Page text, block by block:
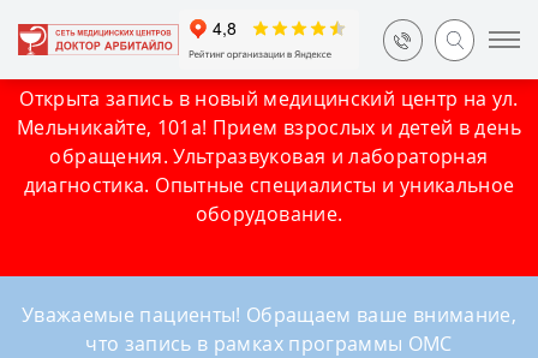
Открыта запись в новый медицинский центр на ул.
Мельникайте, 101а! Прием взрослых и детей в день
обращения. Ультразвуковая и лабораторная
диагностика. Опытные специалисты и уникальное
оборудование.
Уважаемые пациенты! Обращаем ваше внимание,
что запись в рамках программы ОМС